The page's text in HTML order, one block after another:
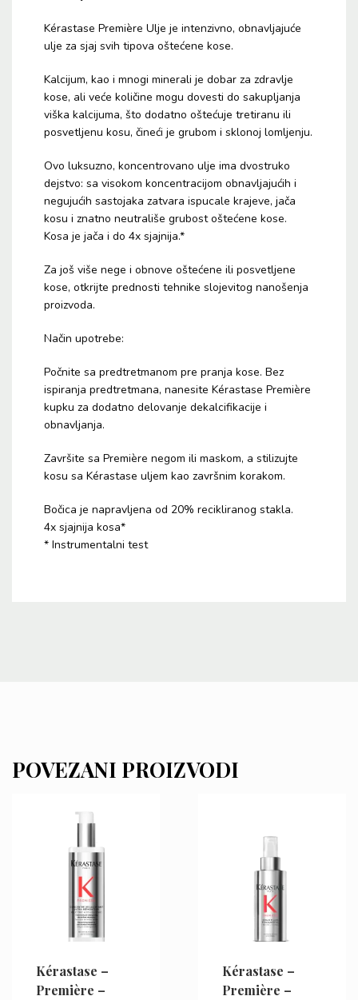
Kérastase Première Ulje je intenzivno, obnavljajuće
ulje za sjaj svih tipova oštećene kose.
Kalcijum, kao i mnogi minerali je dobar za zdravlje
kose, ali veće količine mogu dovesti do sakupljanja
viška kalcijuma, što dodatno oštećuje tretiranu ili
posvetljenu kosu, čineći je grubom i sklonoj lomljenju.
Ovo luksuzno, koncentrovano ulje ima dvostruko
dejstvo: sa visokom koncentracijom obnavljajućih i
negujućih sastojaka zatvara ispucale krajeve, jača
kosu i znatno neutrališe grubost oštećene kose.
Kosa je jača i do 4x sjajnija.*
Za još više nege i obnove oštećene ili posvetljene
kose, otkrijte prednosti tehnike slojevitog nanošenja
proizvoda.
Način upotrebe:
Počnite sa predtretmanom pre pranja kose. Bez
ispiranja predtretmana, nanesite Kérastase Première
kupku za dodatno delovanje dekalcifikacije i
obnavljanja.
Završite sa Première negom ili maskom, a stilizujte
kosu sa Kérastase uljem kao završnim korakom.
Bočica je napravljena od 20% recikliranog stakla.
4x sjajnija kosa*
* Instrumentalni test
POVEZANI PROIZVODI
Kérastase –
Première –
Kérastase –
Première –